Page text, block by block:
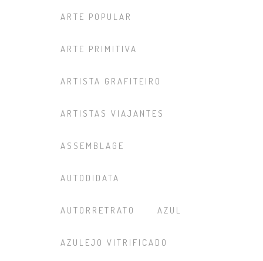
ARTE POPULAR
ARTE PRIMITIVA
ARTISTA GRAFITEIRO
ARTISTAS VIAJANTES
ASSEMBLAGE
AUTODIDATA
AUTORRETRATO AZUL
AZULEJO VITRIFICADO